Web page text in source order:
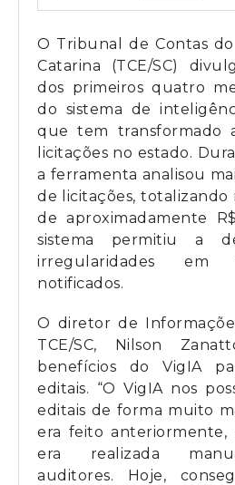
O Tribunal de Contas
Catarina (TCE/SC)
dos primeiros quatro
do sistema de
que tem transformado
licitações no estado.
a ferramenta analisou
de licitações, totalizando
de aproximadamente
sistema permitiu a
irregularidades em
notificados.
O diretor de
TCE/SC, Nilson
benefícios do VigIA
editais. “O VigIA nos
editais de forma muito
era feito
era realizada
auditores. Hoje,